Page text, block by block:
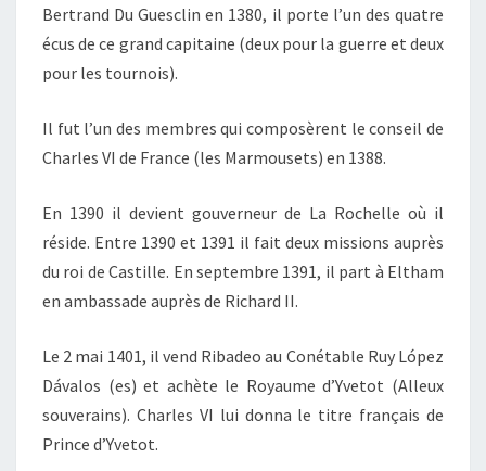
Bertrand Du Guesclin en 1380, il porte l’un des quatre
écus de ce grand capitaine (deux pour la guerre et deux
pour les tournois).
Il fut l’un des membres qui composèrent le conseil de
Charles VI de France (les Marmousets) en 1388.
En 1390 il devient gouverneur de La Rochelle où il
réside. Entre 1390 et 1391 il fait deux missions auprès
du roi de Castille. En septembre 1391, il part à Eltham
en ambassade auprès de Richard II.
Le 2 mai 1401, il vend Ribadeo au Conétable Ruy López
Dávalos (es) et achète le Royaume d’Yvetot (Alleux
souverains). Charles VI lui donna le titre français de
Prince d’Yvetot.